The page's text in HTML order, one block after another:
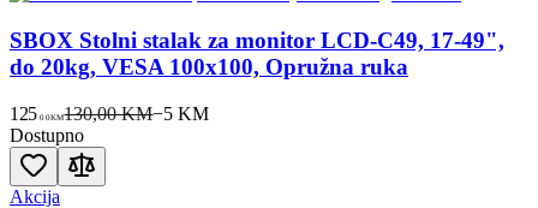
SBOX Stolni stalak za monitor LCD-C49, 17-49",
do 20kg, VESA 100x100, Opružna ruka
125 00KM130,00 KM−5 KM
Dostupno
Akcija